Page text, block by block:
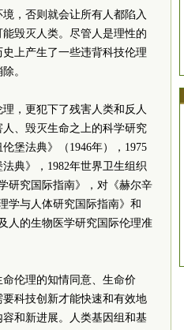
，否则就会让所有人都陷入
毁灭人类。尽管人是理性的
上产生了一些违背科技伦理
。
，更犯下了残害人类和反人
、毁灭生命之上的科学研究
堡法典》（1946年），1975
典》，1982年世界卫生组织
研究国际指南》，对《赫尔辛
学与人体研究国际指南》和
人的生物医学研究国际伦理准
伦理的知情同意、生命价
科技创新才能快速和有效地
和新进展。人类基因组和基